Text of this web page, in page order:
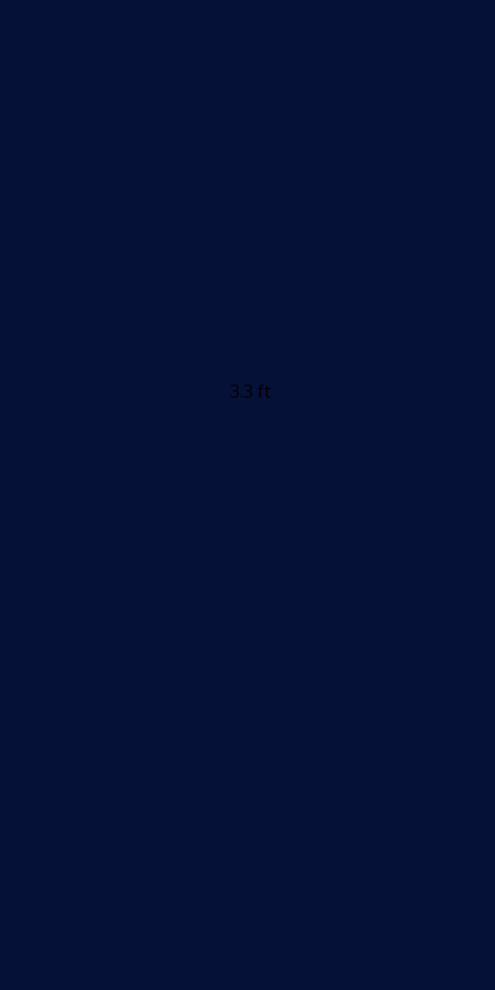
3.3 ft